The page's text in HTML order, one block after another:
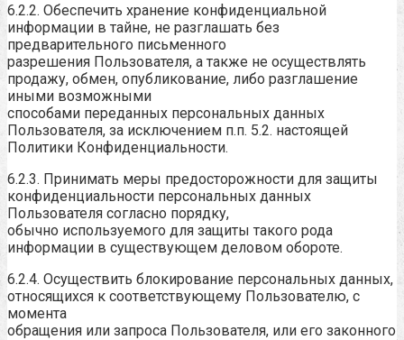
6.2.2. Обеспечить хранение конфиденциальной
информации в тайне, не разглашать без
предварительного письменного
разрешения Пользователя, а также не осуществлять
продажу, обмен, опубликование, либо разглашение
иными возможными
способами переданных персональных данных
Пользователя, за исключением п.п. 5.2. настоящей
Политики Конфиденциальности.
6.2.3. Принимать меры предосторожности для защиты
конфиденциальности персональных данных
Пользователя согласно порядку,
обычно используемого для защиты такого рода
информации в существующем деловом обороте.
6.2.4. Осуществить блокирование персональных данных,
относящихся к соответствующему Пользователю, с
момента
обращения или запроса Пользователя, или его законного